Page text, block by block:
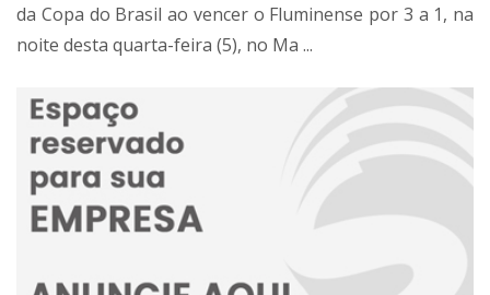
da Copa do Brasil ao vencer o Fluminense por 3 a 1, na
noite desta quarta-feira (5), no Ma ...